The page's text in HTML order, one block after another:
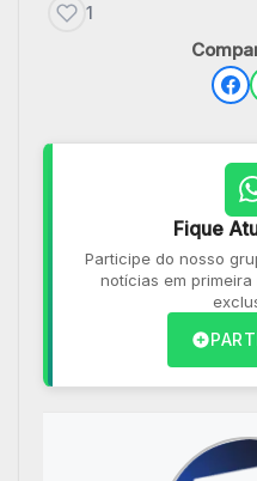
1
Fique
Participe do nosso
notícias em